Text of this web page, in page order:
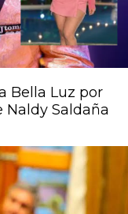
Bella Luz por
Saldaña